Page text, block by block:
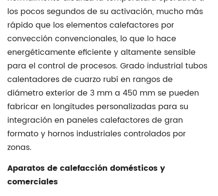
Tubo
de
cuarzo
rojo
frente
a
otros
materiales
de
tubos
calefactores:
una
comparación
de
los pocos segundos de su activación, mucho más
rápido que los elementos calefactores por
convección convencionales, lo que lo hace
energéticamente eficiente y altamente sensible
para el control de procesos. Grado industrial tubos
calentadores de cuarzo rubíen rangos de
diámetro exterior de 3 mm a 450 mm se pueden
fabricar en longitudes personalizadas para su
integración en paneles calefactores de gran
formato y hornos industriales controlados por
zonas.
Aparatos de calefacción domésticos y
comerciales